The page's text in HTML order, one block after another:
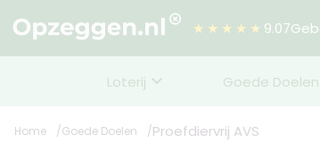
★★★★★ 9.07
Loterij Goede Doelen
Home Goede Doelen Proefdiervrij AVS